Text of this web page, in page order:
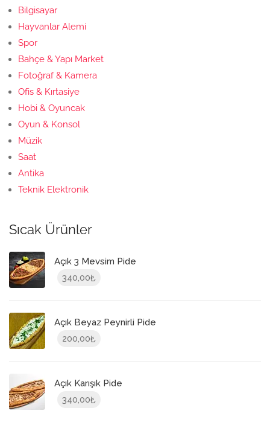
Bilgisayar
Hayvanlar Alemi
Spor
Bahçe & Yapı Market
Fotoğraf & Kamera
Ofis & Kırtasiye
Hobi & Oyuncak
Oyun & Konsol
Müzik
Saat
Antika
Teknik Elektronik
Sıcak Ürünler
Açık 3 Mevsim Pide
340,00₺
Açık Beyaz Peynirli Pide
200,00₺
Açık Karışık Pide
340,00₺